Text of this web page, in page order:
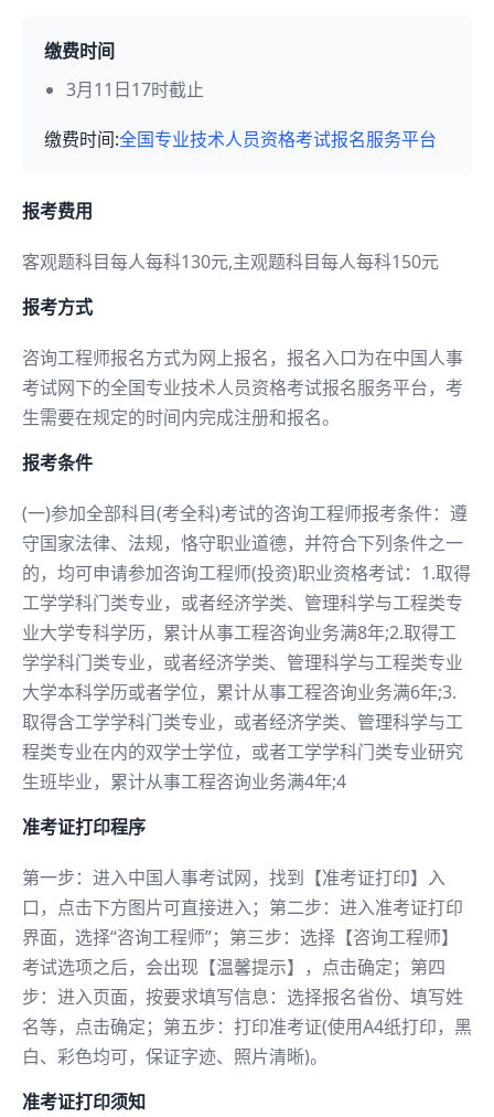
缴费时间
3月11日17时截止
缴费时间:全国专业技术人员资格考试报名服务平台
报考费用
客观题科目每人每科130元,主观题科目每人每科150元
报考方式
咨询工程师报名方式为网上报名，报名入口为在中国人事
考试网下的全国专业技术人员资格考试报名服务平台，考
生需要在规定的时间内完成注册和报名。
报考条件
(一)参加全部科目(考全科)考试的咨询工程师报考条件：遵
守国家法律、法规，恪守职业道德，并符合下列条件之一
的，均可申请参加咨询工程师(投资)职业资格考试：1.取得
工学学科门类专业，或者经济学类、管理科学与工程类专
业大学专科学历，累计从事工程咨询业务满8年;2.取得工
学学科门类专业，或者经济学类、管理科学与工程类专业
大学本科学历或者学位，累计从事工程咨询业务满6年;3.
取得含工学学科门类专业，或者经济学类、管理科学与工
程类专业在内的双学士学位，或者工学学科门类专业研究
生班毕业，累计从事工程咨询业务满4年;4
准考证打印程序
第一步：进入中国人事考试网，找到【准考证打印】入
口，点击下方图片可直接进入；第二步：进入准考证打印
界面，选择“咨询工程师”；第三步：选择【咨询工程师】
考试选项之后，会出现【温馨提示】，点击确定；第四
步：进入页面，按要求填写信息：选择报名省份、填写姓
名等，点击确定；第五步：打印准考证(使用A4纸打印，黑
白、彩色均可，保证字迹、照片清晰)。
准考证打印须知